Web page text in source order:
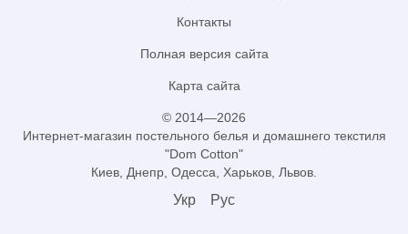
Контакты
Полная версия сайта
Карта сайта
© 2014—2026
Интернет-магазин постельного белья и домашнего текстиля
"Dom Cotton"
Киев, Днепр, Одесса, Харьков, Львов.
Укр Рус